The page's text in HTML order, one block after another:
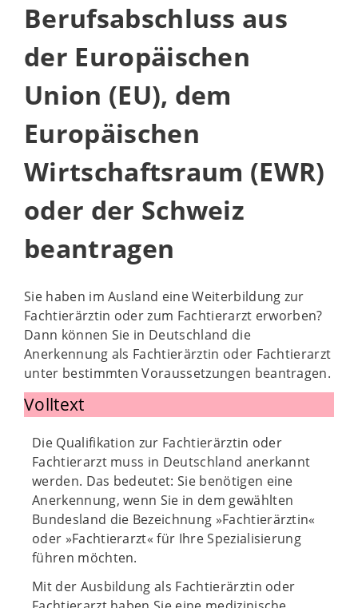
Berufsabschluss aus
der Europäischen
Union (EU), dem
Europäischen
Wirtschaftsraum (EWR)
oder der Schweiz
beantragen
Sie haben im Ausland eine Weiterbildung zur
Fachtierärztin oder zum Fachtierarzt erworben?
Dann können Sie in Deutschland die
Anerkennung als Fachtierärztin oder Fachtierarzt
unter bestimmten Voraussetzungen beantragen.
Volltext
Die Qualifikation zur Fachtierärztin oder
Fachtierarzt muss in Deutschland anerkannt
werden. Das bedeutet: Sie benötigen eine
Anerkennung, wenn Sie in dem gewählten
Bundesland die Bezeichnung »Fachtierärztin«
oder »Fachtierarzt« für Ihre Spezialisierung
führen möchten.
Mit der Ausbildung als Fachtierärztin oder